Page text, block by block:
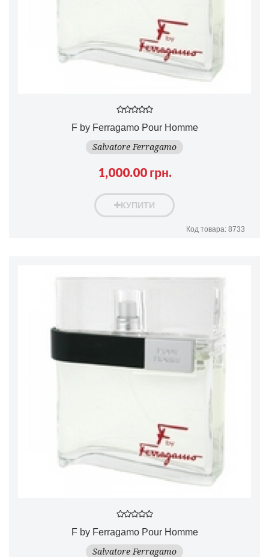
F by Ferragamo Pour Homme
Salvatore Ferragamo
1,000.00 грн.
КУПИТИ
Код товара: 8733
F by Ferragamo Pour Homme
Salvatore Ferragamo